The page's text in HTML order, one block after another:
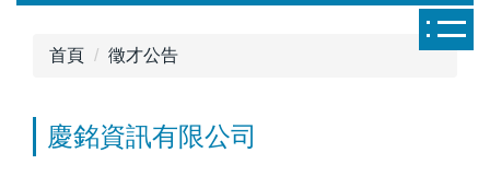
首頁 徵才公告
慶銘資訊有限公司